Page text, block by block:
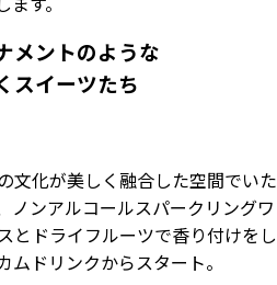
す。
メントのような
スイーツたち
文化が美しく融合した空間でいた
ノンアルコールスパークリングワ
とドライフルーツで香り付けをし
ムドリンクからスタート。